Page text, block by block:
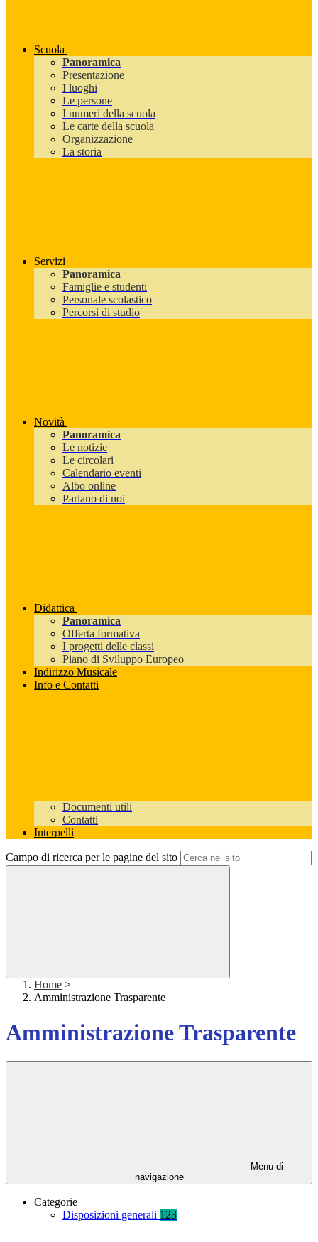
Scuola
Panoramica
Presentazione
I luoghi
Le persone
I numeri della scuola
Le carte della scuola
Organizzazione
La storia
Servizi
Panoramica
Famiglie e studenti
Personale scolastico
Percorsi di studio
Novità
Panoramica
Le notizie
Le circolari
Calendario eventi
Albo online
Parlano di noi
Didattica
Panoramica
Offerta formativa
I progetti delle classi
Piano di Sviluppo Europeo
Indirizzo Musicale
Info e Contatti
Documenti utili
Contatti
Interpelli
Campo di ricerca per le pagine del sito
Home >
Amministrazione Trasparente
Amministrazione Trasparente
Menu di
navigazione
Categorie
Disposizioni generali 123